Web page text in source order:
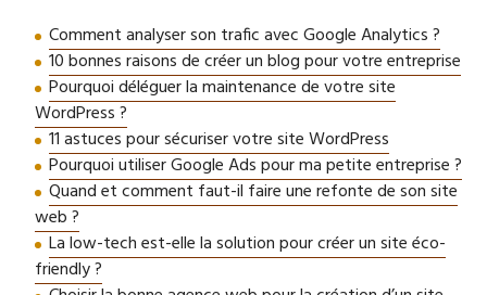
Comment analyser son trafic avec Google Analytics ?
10 bonnes raisons de créer un blog pour votre entreprise
Pourquoi déléguer la maintenance de votre site
WordPress ?
11 astuces pour sécuriser votre site WordPress
Pourquoi utiliser Google Ads pour ma petite entreprise ?
Quand et comment faut-il faire une refonte de son site
web ?
La low-tech est-elle la solution pour créer un site éco-
friendly ?